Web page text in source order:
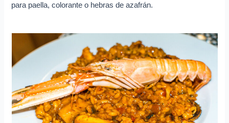
para paella, colorante o hebras de azafrán.